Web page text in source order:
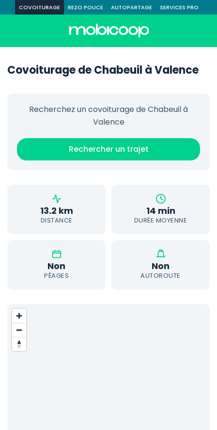
COVOITURAGE REZO POUCE AUTOPARTAGE SERVICES PRO
Covoiturage de Chabeuil à Valence
Recherchez un covoiturage de Chabeuil à
Valence
Rechercher un trajet
13.2 km
DISTANCE
14 min
DURÉE MOYENNE
Non
PÉAGES
Non
AUTOROUTE